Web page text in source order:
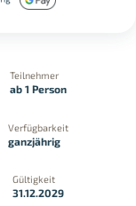
Teilnehmer
ab 1 Person
Verfügbarkeit
ganzjährig
Gültigkeit
31.12.2029